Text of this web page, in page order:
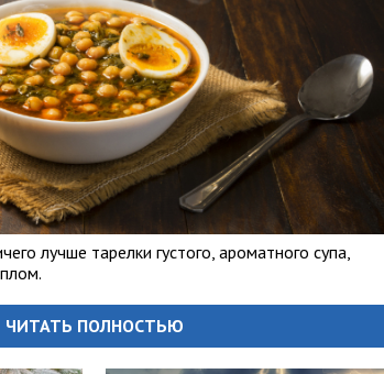
лучше тарелки густого, ароматного супа,
ЧИТАТЬ ПОЛНОСТЬЮ